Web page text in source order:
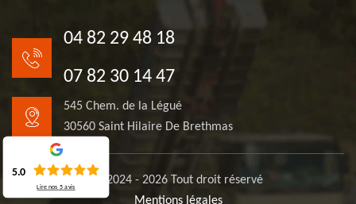
04 82 29 48 18
07 82 30 14 47
545 Chem. de la Légué
30560 Saint Hilaire De Brethmas
© 2024 - 2026 Tout droit réservé
Mentions légales
5.0
Lire nos5 avis